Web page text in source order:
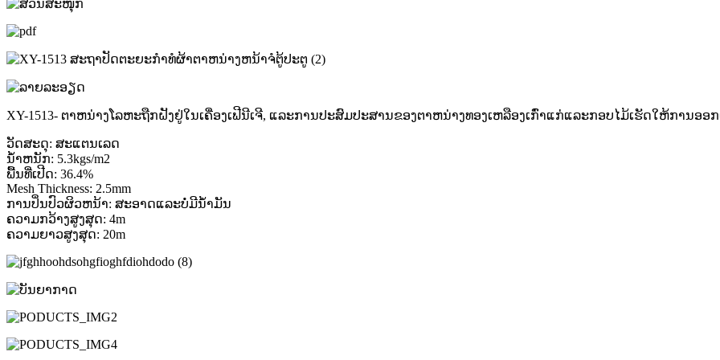
XY-1513- ຕາຫນ່າງໂລຫະຖືກຝັງຢູ່ໃນເຄື່ອງເຟີນີເຈີ, ແລະການປະສົມປະສານຂອງຕາຫນ່າງທອງເຫລືອງເກົ່າແກ່ແລະກອບໄມ້ເຮັດໃຫ້ການອອ
ວັດສະດຸ: ສະແຕນເລດ
ນ້ໍາຫນັກ: 5.3kgs/m2
ພື້ນທີ່ເປີດ: 36.4%
Mesh Thickness: 2.5mm
ການປິ່ນປົວຜິວຫນ້າ: ສະອາດແລະບໍ່ມີນ້ໍາມັນ
ຄວາມກວ້າງສູງສຸດ: 4m
ຄວາມຍາວສູງສຸດ: 20m